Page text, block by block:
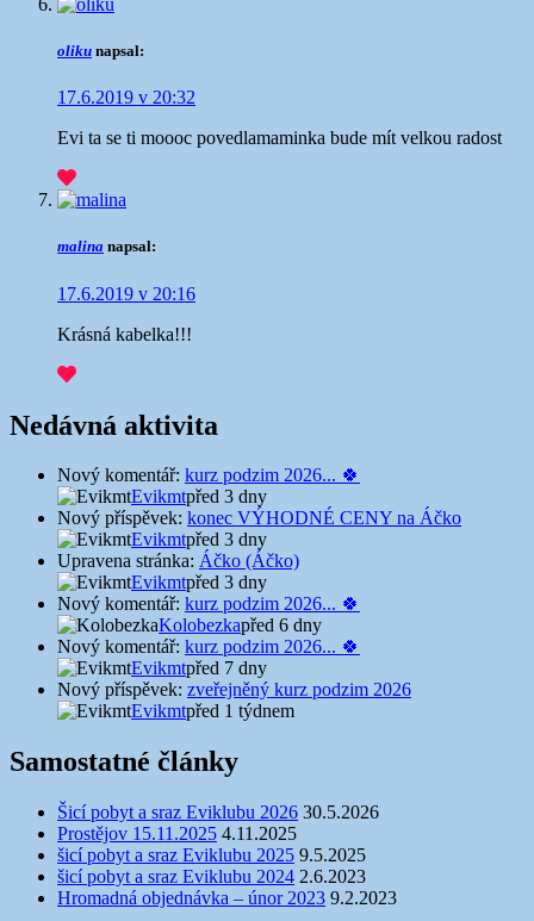
oliku napsal:
17.6.2019 v 20:32
Evi ta se ti moooc povedlamaminka bude mít velkou radost
malina napsal:
17.6.2019 v 20:16
Krásná kabelka!!!
Nedávná aktivita
Nový komentář: kurz podzim 2026... 🍀
Evikmtpřed 3 dny
Nový příspěvek: konec VÝHODNÉ CENY na Áčko
Evikmtpřed 3 dny
Upravena stránka: Áčko (Áčko)
Evikmtpřed 3 dny
Nový komentář: kurz podzim 2026... 🍀
Kolobezkapřed 6 dny
Nový komentář: kurz podzim 2026... 🍀
Evikmtpřed 7 dny
Nový příspěvek: zveřejněný kurz podzim 2026
Evikmtpřed 1 týdnem
Samostatné články
Šicí pobyt a sraz Eviklubu 2026 30.5.2026
Prostějov 15.11.2025 4.11.2025
šicí pobyt a sraz Eviklubu 2025 9.5.2025
šicí pobyt a sraz Eviklubu 2024 2.6.2023
Hromadná objednávka – únor 2023 9.2.2023